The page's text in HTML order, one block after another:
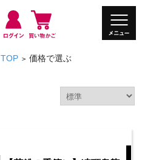
TOP > 価格で選ぶ